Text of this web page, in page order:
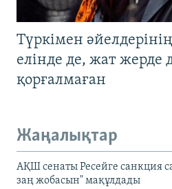
Түркімен
елінде де, жат жерде
қорғалмаған
Жаңалықтар
АҚШ сенаты Ресейге санкция
заң жобасын" мақұлдады